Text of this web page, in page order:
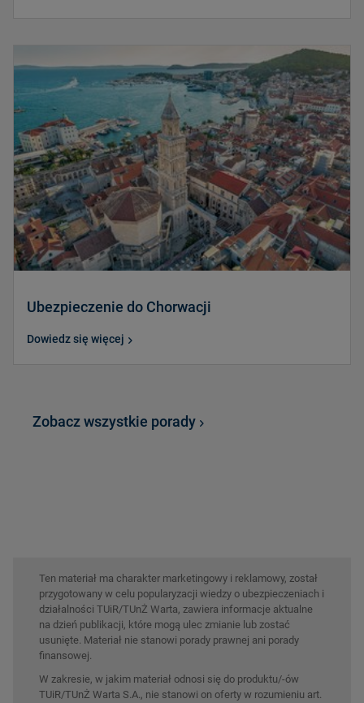
Ubezpieczenie do Chorwacji
Dowiedz się więcej
Zobacz wszystkie porady
Ten materiał ma charakter marketingowy i reklamowy, został
przygotowany w celu popularyzacji wiedzy o ubezpieczeniach i
działalności TUiR/TUnŻ Warta, zawiera informacje aktualne
na dzień publikacji, które mogą ulec zmianie lub zostać
usunięte. Materiał nie stanowi porady prawnej ani porady
finansowej.
W zakresie, w jakim materiał odnosi się do produktu/-ów
TUiR/TUnŻ Warta S.A., nie stanowi on oferty w rozumieniu art.